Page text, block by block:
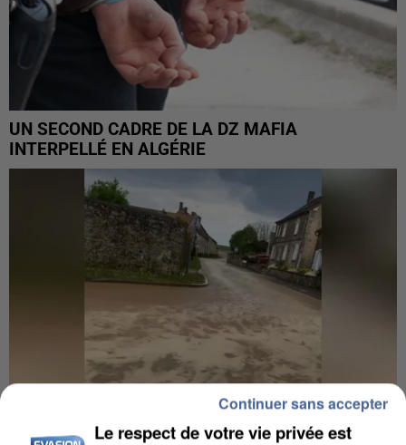
UN SECOND CADRE DE LA DZ MAFIA
INTERPELLÉ EN ALGÉRIE
Le respect de votre vie privée est
Continuer sans accepter